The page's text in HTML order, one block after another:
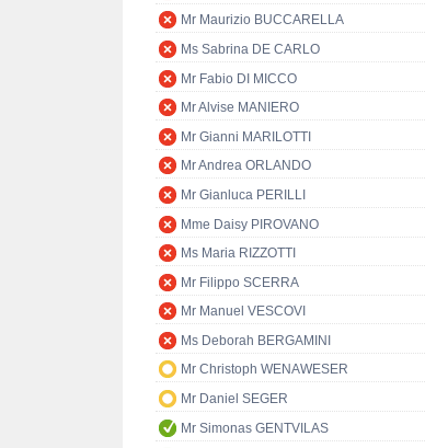
Mr Maurizio BUCCARELLA
Ms Sabrina DE CARLO
Mr Fabio DI MICCO
Mr Alvise MANIERO
Mr Gianni MARILOTTI
Mr Andrea ORLANDO
Mr Gianluca PERILLI
Mme Daisy PIROVANO
Ms Maria RIZZOTTI
Mr Filippo SCERRA
Mr Manuel VESCOVI
Ms Deborah BERGAMINI
Mr Christoph WENAWESER
Mr Daniel SEGER
Mr Simonas GENTVILAS